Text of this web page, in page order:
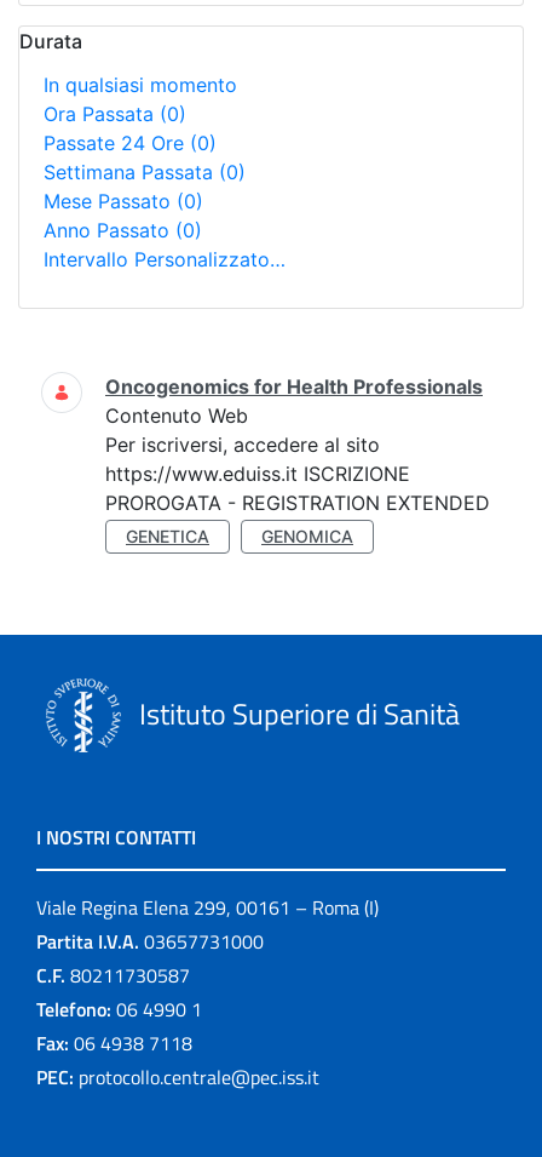
Durata
In qualsiasi momento
Ora Passata (0)
Passate 24 Ore (0)
Settimana Passata (0)
Mese Passato (0)
Anno Passato (0)
Intervallo Personalizzato…
Ricerca
Oncogenomics for Health Professionals
Contenuto Web
Per iscriversi, accedere al sito
https://www.eduiss.it ISCRIZIONE
PROROGATA - REGISTRATION EXTENDED
GENETICA GENOMICA
Istituto Superiore di Sanità
I NOSTRI CONTATTI
Viale Regina Elena 299, 00161 – Roma (I)
Partita I.V.A. 03657731000
C.F. 80211730587
Telefono: 06 4990 1
Fax: 06 4938 7118
PEC: protocollo.centrale@pec.iss.it